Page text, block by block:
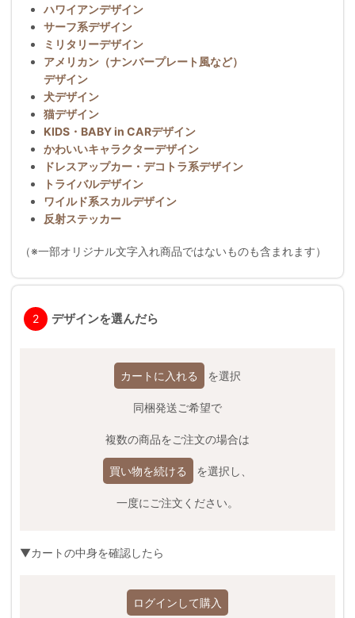
ハワイアンデザイン
サーフ系デザイン
ミリタリーデザイン
アメリカン（ナンバープレート風など）
デザイン
犬デザイン
猫デザイン
KIDS・BABY in CARデザイン
かわいいキャラクターデザイン
ドレスアップカー・デコトラ系デザイン
トライバルデザイン
ワイルド系スカルデザイン
反射ステッカー
（※一部オリジナル文字入れ商品ではないものも含まれます）
2 デザインを選んだら
カートに入れる を選択
同梱発送ご希望で
複数の商品をご注文の場合は
買い物を続ける を選択し、
一度にご注文ください。
▼カートの中身を確認したら
ログインして購入